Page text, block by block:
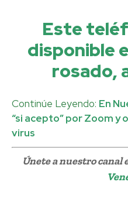
Este
disponible
rosado,
Continúe Leyendo: En
“si acepto” por Zoom
virus
Únete a nuestro canal